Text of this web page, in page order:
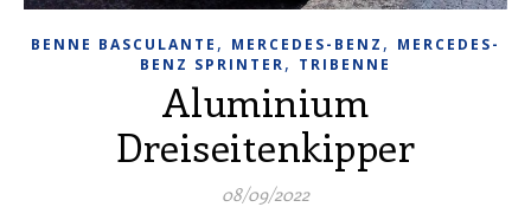
BENNE BASCULANTE , MERCEDES-BENZ , MERCEDES-
BENZ SPRINTER, TRIBENNE
Aluminium
Dreiseitenkipper
08/09/2022